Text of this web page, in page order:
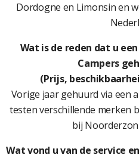
Dordogne en Limonsin en
Wat is de reden dat u
Campers
(Prijs,
Vorige jaar gehuurd via een
testen verschillende merken
bij
Wat vond u van de service